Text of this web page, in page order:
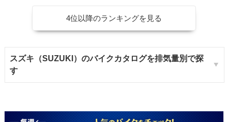
4位以降のランキングを見る
スズキ（SUZUKI）のバイクカタログを排気量別で探
す